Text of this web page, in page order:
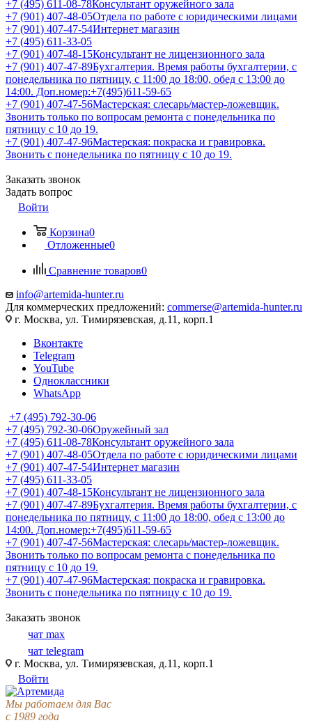
+7 (495) 611-08-78Консультант оружейного зала
+7 (901) 407-48-05Отдела по работе с юридическими лицами
+7 (901) 407-47-54Интернет магазин
+7 (495) 611-33-05
+7 (901) 407-48-15Консультант не лицензионного зала
+7 (901) 407-47-89Бухгалтерия. Время работы бухгалтерии, с
понедельника по пятницу, с 11:00 до 18:00, обед с 13:00 до
14:00. Доп.номер:+7(495)611-59-65
+7 (901) 407-47-56Мастерская: слесарь/мастер-ложевщик.
Звонить только по вопросам ремонта с понедельника по
пятницу с 10 до 19.
+7 (901) 407-47-96Мастерская: покраска и гравировка.
Звонить с понедельника по пятницу с 10 до 19.
Заказать звонок
Задать вопрос
Войти
Корзина0
Отложенные0
Сравнение товаров0
info@artemida-hunter.ru
Для коммерческих предложений: commerse@artemida-hunter.ru
г. Москва, ул. Тимирязевская, д.11, корп.1
Вконтакте
Telegram
YouTube
Одноклассники
WhatsApp
+7 (495) 792-30-06
+7 (495) 792-30-06Оружейный зал
+7 (495) 611-08-78Консультант оружейного зала
+7 (901) 407-48-05Отдела по работе с юридическими лицами
+7 (901) 407-47-54Интернет магазин
+7 (495) 611-33-05
+7 (901) 407-48-15Консультант не лицензионного зала
+7 (901) 407-47-89Бухгалтерия. Время работы бухгалтерии, с
понедельника по пятницу, с 11:00 до 18:00, обед с 13:00 до
14:00. Доп.номер:+7(495)611-59-65
+7 (901) 407-47-56Мастерская: слесарь/мастер-ложевщик.
Звонить только по вопросам ремонта с понедельника по
пятницу с 10 до 19.
+7 (901) 407-47-96Мастерская: покраска и гравировка.
Звонить с понедельника по пятницу с 10 до 19.
Заказать звонок
чат max
чат telegram
г. Москва, ул. Тимирязевская, д.11, корп.1
Войти
Мы работаем для Вас
с 1989 года